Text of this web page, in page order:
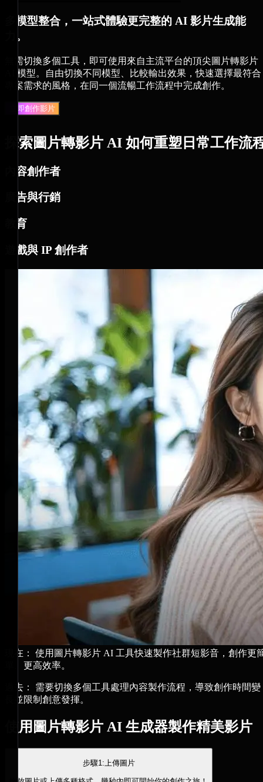
多模型整合，一站式體驗更完整的 AI 影片生成能
力。
無需切換多個工具，即可使用來自主流平台的頂尖圖片轉影片
AI 模型。自由切換不同模型、比較輸出效果，快速選擇最符合
專案需求的風格，在同一個流暢工作流程中完成創作。
立即創作影片
探索圖片轉影片 AI 如何重塑日常工作流
內容創作者
廣告與行銷
教育
遊戲與 IP 創作者
現在： 使用圖片轉影片 AI 工具快速製作社群短影音，創作更
單、更高效率。
過去： 需要切換多個工具處理內容製作流程，導致創作時間變
長並限制創意發揮。
使用圖片轉影片 AI 生成器製作精美影片
步驟1:上傳圖片